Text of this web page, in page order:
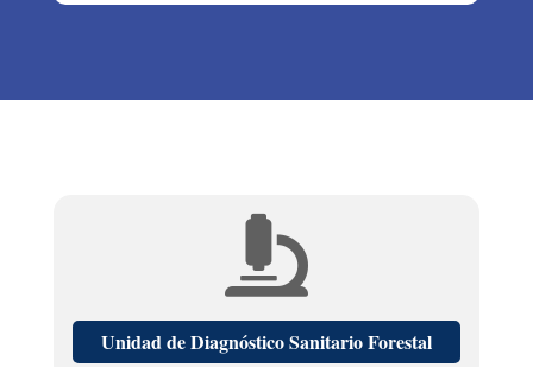

Unidad de Diagnóstico Sanitario Forestal